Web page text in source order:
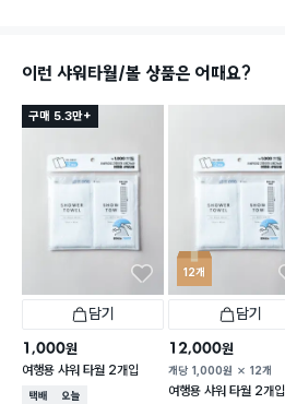
이런 샤워타월/볼 상품은 어때요?
구매 5.3만+
담기
1,000원
여행용 샤워 타월 2개입
택배배송오늘배송
12개
담기
12,000원
개당 1,000원 12개
여행용 샤워 타월 2개입